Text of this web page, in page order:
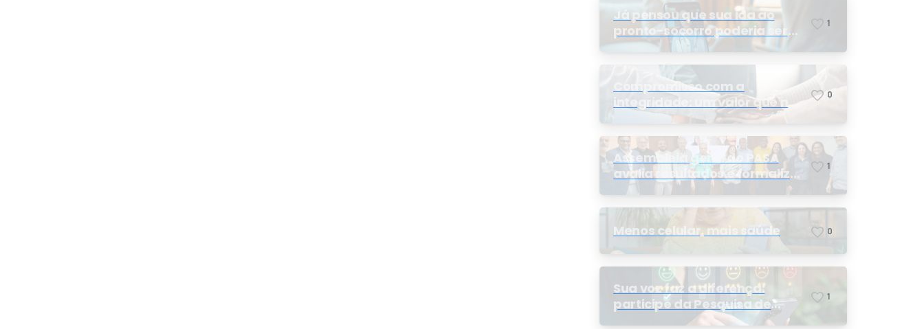
Já pensou que sua ida ao
pronto-socorro poderia ser
resolvida por telemedicina?
1
Compromisso com a
integridade: um valor que nos
0
Assembleia geral do PASA
avalia resultados e formaliza
a eleição da nova conselheira
1
Menos celular, mais saúde 0
Sua voz faz a diferença:
participe da Pesquisa de
Satisfação 2026
1